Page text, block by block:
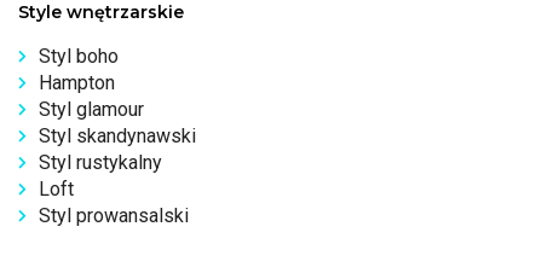
Style wnętrzarskie
Styl boho
Hampton
Styl glamour
Styl skandynawski
Styl rustykalny
Loft
Styl prowansalski